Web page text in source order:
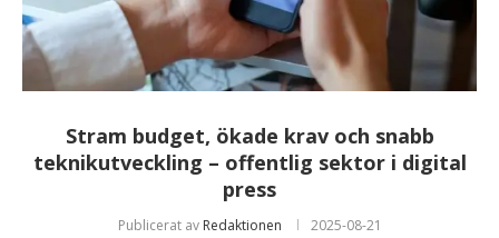
Stram budget, ökade krav och snabb
teknikutveckling – offentlig sektor i digital
press
Publicerat av Redaktionen 2025-08-21